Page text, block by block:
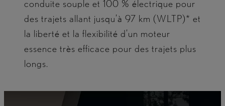
conduite souple et 100 % électrique pour
des trajets allant jusqu’à 97 km (WLTP)* et
la liberté et la flexibilité d’un moteur
essence très efficace pour des trajets plus
longs.